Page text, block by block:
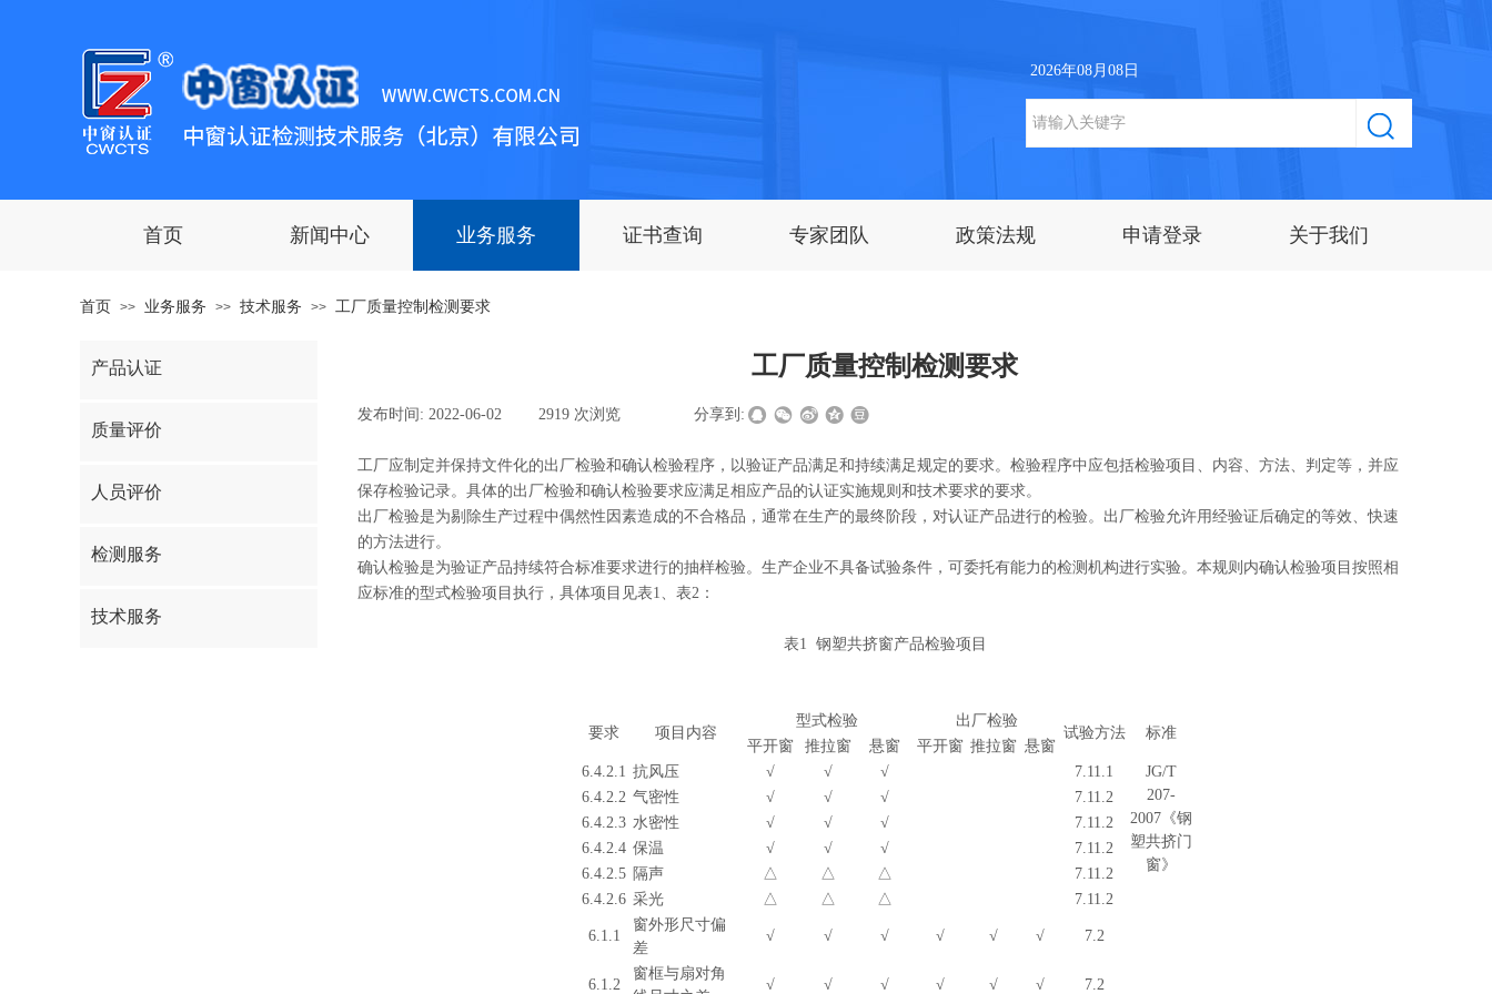
2026年08月08日
首页 新闻中心 业务服务 证书查询 专家团队 政策法规 申请登录 关于我们
首页 >> 业务服务 >> 技术服务 >> 工厂质量控制检测要求
产品认证
质量评价
人员评价
检测服务
技术服务
工厂质量控制检测要求
发布时间: 2022-06-02 2919 次浏览 分享到:
工厂应制定并保持文件化的出厂检验和确认检验程序，以验证产品满足和持续满足规定的要求。检验程序中应包括检验项目、内容、方法、判定等，并应
保存检验记录。具体的出厂检验和确认检验要求应满足相应产品的认证实施规则和技术要求的要求。
出厂检验是为剔除生产过程中偶然性因素造成的不合格品，通常在生产的最终阶段，对认证产品进行的检验。出厂检验允许用经验证后确定的等效、快速
的方法进行。
确认检验是为验证产品持续符合标准要求进行的抽样检验。生产企业不具备试验条件，可委托有能力的检测机构进行实验。本规则内确认检验项目按照相
应标准的型式检验项目执行，具体项目见表1、表2：
表1 钢塑共挤窗产品检验项目
要求 项目内容
型式检验 出厂检验
试验方法
标准
平开窗
推拉窗 悬窗 平开窗 推拉窗 悬窗
6.4.2.1 抗风压 √ √ √ 7.11.1
JG/T
207-
2007 《钢
塑共挤门
窗》
6.4.2.2 气密性 √ √ √
7.11.2
6.4.2.3 水密性 √ √ √
7.11.2
6.4.2.4 保温 √ √ √
7.11.2
6.4.2.5 隔声 △ △ △
7.11.2
6.4.2.6 采光 △ △ △ 7.11.2
6.1.1
窗外形尺寸偏
差
√ √ √ √ √ √ 7.2
6.1.2
窗框与扇对角
√ √ √ √ √ √ 7.2